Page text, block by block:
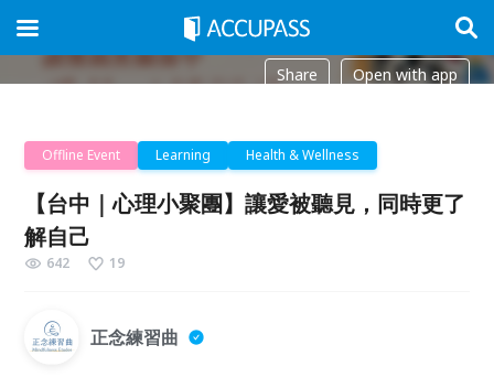
Share Open with app
Offline Event Learning Health & Wellness
【台中｜心理小聚團】讓愛被聽見，同時更了
解自己
642 19
正念練習曲